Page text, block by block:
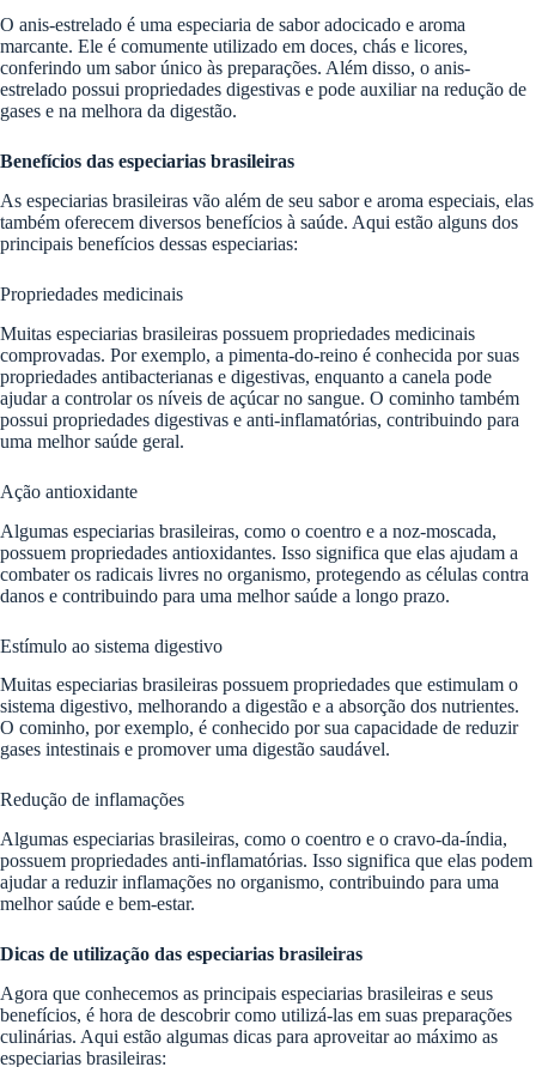
O anis-estrelado é uma especiaria de sabor adocicado e aroma
marcante. Ele é comumente utilizado em doces, chás e licores,
conferindo um sabor único às preparações. Além disso, o anis-
estrelado possui propriedades digestivas e pode auxiliar na redução de
gases e na melhora da digestão.
Benefícios das especiarias brasileiras
As especiarias brasileiras vão além de seu sabor e aroma especiais, elas
também oferecem diversos benefícios à saúde. Aqui estão alguns dos
principais benefícios dessas especiarias:
Propriedades medicinais
Muitas especiarias brasileiras possuem propriedades medicinais
comprovadas. Por exemplo, a pimenta-do-reino é conhecida por suas
propriedades antibacterianas e digestivas, enquanto a canela pode
ajudar a controlar os níveis de açúcar no sangue. O cominho também
possui propriedades digestivas e anti-inflamatórias, contribuindo para
uma melhor saúde geral.
Ação antioxidante
Algumas especiarias brasileiras, como o coentro e a noz-moscada,
possuem propriedades antioxidantes. Isso significa que elas ajudam a
combater os radicais livres no organismo, protegendo as células contra
danos e contribuindo para uma melhor saúde a longo prazo.
Estímulo ao sistema digestivo
Muitas especiarias brasileiras possuem propriedades que estimulam o
sistema digestivo, melhorando a digestão e a absorção dos nutrientes.
O cominho, por exemplo, é conhecido por sua capacidade de reduzir
gases intestinais e promover uma digestão saudável.
Redução de inflamações
Algumas especiarias brasileiras, como o coentro e o cravo-da-índia,
possuem propriedades anti-inflamatórias. Isso significa que elas podem
ajudar a reduzir inflamações no organismo, contribuindo para uma
melhor saúde e bem-estar.
Dicas de utilização das especiarias brasileiras
Agora que conhecemos as principais especiarias brasileiras e seus
benefícios, é hora de descobrir como utilizá-las em suas preparações
culinárias. Aqui estão algumas dicas para aproveitar ao máximo as
especiarias brasileiras: